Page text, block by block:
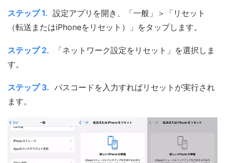
ステップ 1. 設定アプリを開き、「一般」＞「リセット
（転送またはiPhoneをリセット）」をタップします。
ステップ 2.
「ネットワーク設定をリセット」を選択しま
す。
ステップ 3. パスコードを入力すればリセットが実行され
ます。